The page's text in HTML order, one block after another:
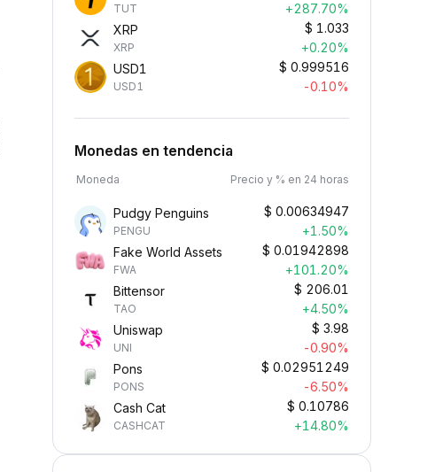
TUT
+287.70%
XRP
XRP
$ 1.033
+0.20%
USD1
USD1
$ 0.999516
-0.10%
Monedas en tendencia
Moneda Precio y % en 24 horas
Pudgy Penguins
PENGU
$ 0.00634947
+1.50%
Fake World Assets
FWA
$ 0.01942898
+101.20%
Bittensor
TAO
$ 206.01
+4.50%
Uniswap
UNI
$ 3.98
-0.90%
Pons
PONS
$ 0.02951249
-6.50%
Cash Cat
CASHCAT
$ 0.10786
+14.80%